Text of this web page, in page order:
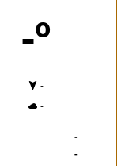
-º
-
-
-
-